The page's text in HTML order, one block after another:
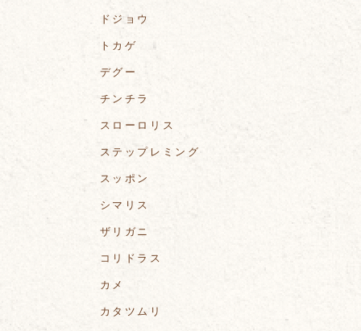
ドジョウ
トカゲ
デグー
チンチラ
スローロリス
ステップレミング
スッポン
シマリス
ザリガニ
コリドラス
カメ
カタツムリ